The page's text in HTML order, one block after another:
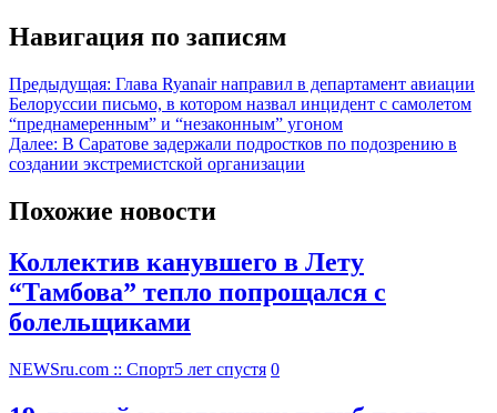
Навигация по записям
Предыдущая: Глава Ryanair направил в департамент авиации
Белоруссии письмо, в котором назвал инцидент с самолетом
“преднамеренным” и “незаконным” угоном
Далее: В Саратове задержали подростков по подозрению в
создании экстремистской организации
Похожие новости
Коллектив канувшего в Лету
“Тамбова” тепло попрощался с
болельщиками
NEWSru.com :: Спорт5 лет спустя 0